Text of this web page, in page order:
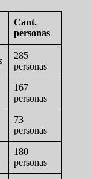
Cant.
personas
285
personas
167
personas
73
personas
180
personas